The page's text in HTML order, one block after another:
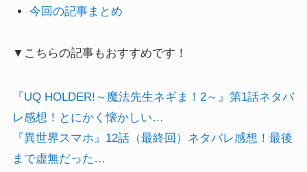
今回の記事まとめ
▼こちらの記事もおすすめです！
『UQ HOLDER!～魔法先生ネギま！2～』第1話ネタバ
レ感想！とにかく懐かしい…
『異世界スマホ』12話（最終回）ネタバレ感想！最後
まで虚無だった…